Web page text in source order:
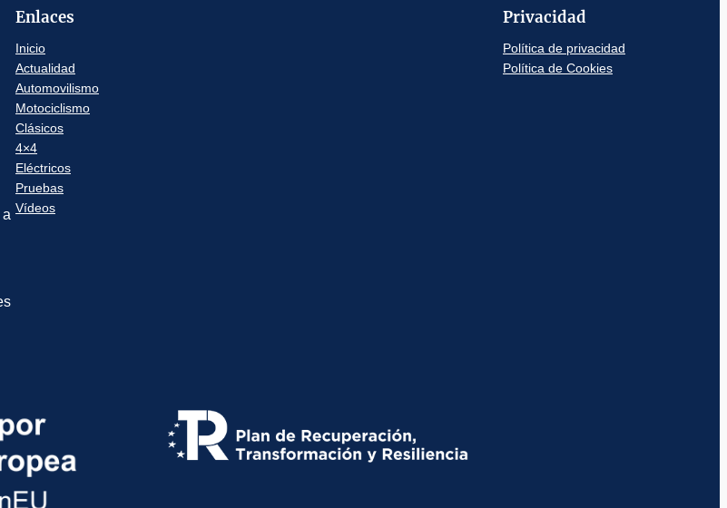
Enlaces
Inicio
Actualidad
Automovilismo
Motociclismo
Clásicos
4×4
Eléctricos
Pruebas
Vídeos
Privacidad
Política de privacidad
Política de Cookies